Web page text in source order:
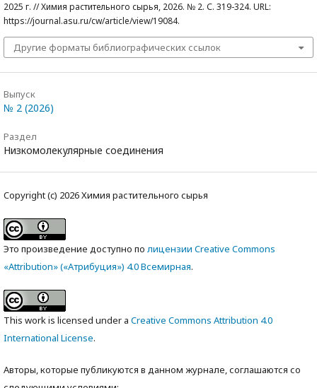
2025 г. // Химия растительного сырья, 2026. № 2. С. 319-324. URL:
https://journal.asu.ru/cw/article/view/19084.
Другие форматы библиографических ссылок
Выпуск
№ 2 (2026)
Раздел
Низкомолекулярные соединения
Copyright (c) 2026 Химия растительного сырья
Это произведение доступно по лицензии Creative Commons
«Attribution» («Атрибуция») 4.0 Всемирная.
This work is licensed under a Creative Commons Attribution 4.0
International License.
Авторы, которые публикуются в данном журнале, соглашаются со